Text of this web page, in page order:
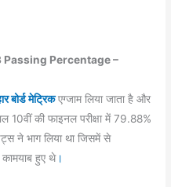
Passing Percentage –
बोर्ड मेट्रिकएग्जाम लिया जाता है और
10वीं की फाइनल परीक्षा में 79.88%
ने भाग लिया था जिसमें से
हुए थे।